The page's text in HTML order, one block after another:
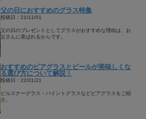
父の日におすすめのグラス特集
投稿日：21/11/01
父の日のプレゼントとしてグラスがおすすめな理由は、お
父さんに喜ばれるからです。
おすすめのビアグラスとビールが美味しくな
る選び方について解説！
投稿日：22/01/21
ピルスナーグラス・パイントグラスなどビアグラスをご紹
介。